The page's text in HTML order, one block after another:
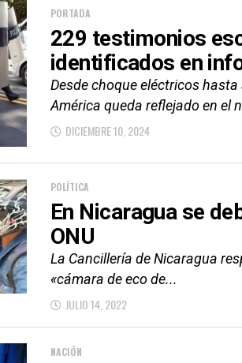
PORTADA
229 testimonios
identificados en
Desde choque eléctricos
América queda reflejado en el
DICIEMBRE 10, 2024
POLÍTICA
En Nicaragua se
ONU
La Cancillería de Nicaragua
«cámara de eco de...
JULIO 14, 2022
NACIÓN